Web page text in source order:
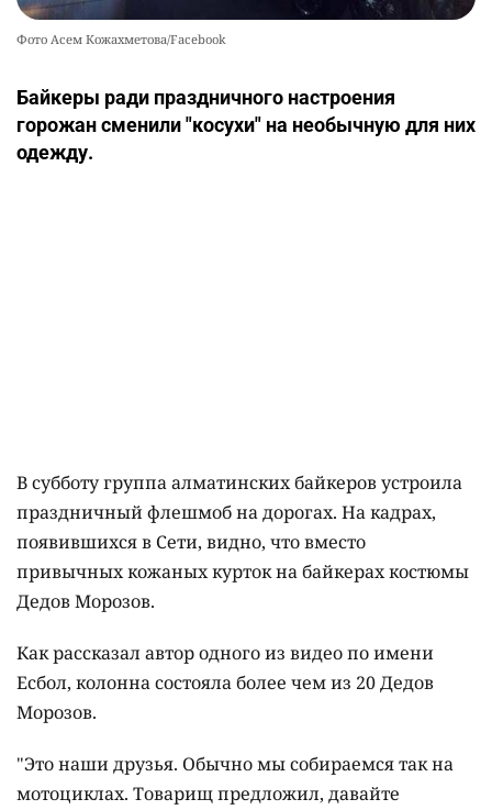
Фото Асем Кожахметова/Facebook
Байкеры ради праздничного настроения
горожан сменили "косухи" на необычную для них
одежду.
В субботу группа алматинских байкеров устроила
праздничный флешмоб на дорогах. На кадрах,
появившихся в Сети, видно, что вместо
привычных кожаных курток на байкерах костюмы
Дедов Морозов.
Как рассказал автор одного из видео по имени
Есбол, колонна состояла более чем из 20 Дедов
Морозов.
"Это наши друзья. Обычно мы собираемся так на
мотоциклах. Товарищ предложил, давайте